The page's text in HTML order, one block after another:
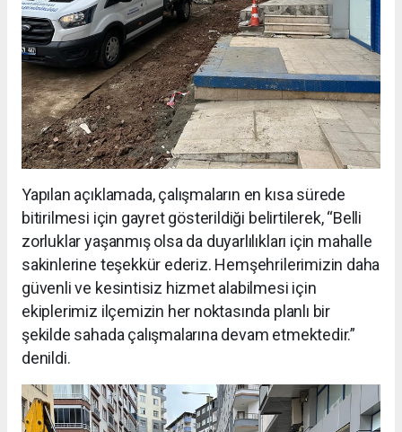
Yapılan açıklamada, çalışmaların en kısa sürede
bitirilmesi için gayret gösterildiği belirtilerek, “Belli
zorluklar yaşanmış olsa da duyarlılıkları için mahalle
sakinlerine teşekkür ederiz. Hemşehrilerimizin daha
güvenli ve kesintisiz hizmet alabilmesi için
ekiplerimiz ilçemizin her noktasında planlı bir
şekilde sahada çalışmalarına devam etmektedir.”
denildi.